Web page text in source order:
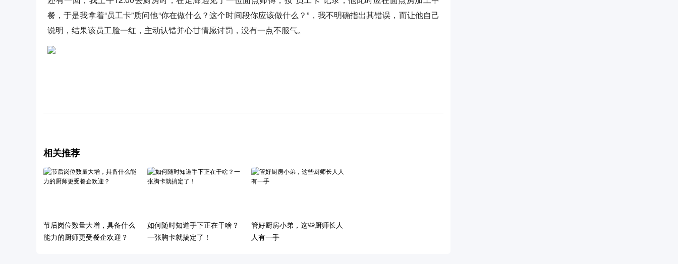
餐，于是我拿着“员工卡”质问他“你在做什么？这个时间段你应该做什么？”，我不明确指出其错误，而让他自己
说明，结果该员工脸一红，主动认错并心甘情愿讨罚，没有一点不服气。
相关推荐
节后岗位数量大增，具备什么
能力的厨师更受餐企欢迎？
如何随时知道手下正在干啥？
一张胸卡就搞定了！
管好厨房小弟，这些厨师长人
人有一手